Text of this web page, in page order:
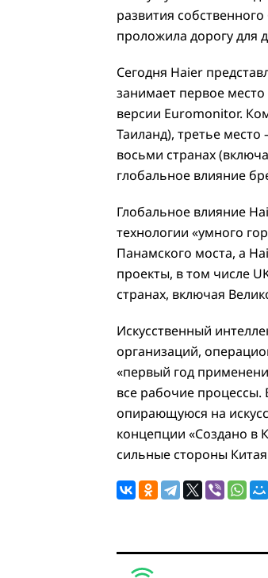
развития
проложила дорогу для
Сегодня Haier
занимает первое
версии Euromonitor.
Таиланд), третье
восьми странах
глобальное влияние
Глобальное влияние
технологии «умного
Панамского моста, а
проекты, в том числе
странах, включая
Искусственный
организаций,
«первый год
все рабочие процессы.
опирающуюся на
концепции «Создано в
сильные стороны